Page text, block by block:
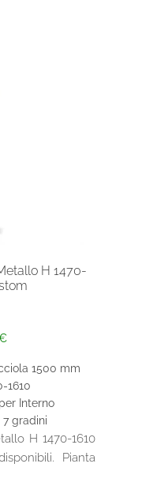
H 1470-
Il
attuale
è:
801,00€.
1500 mm
1610
Interno
gradini
H 1470-1610
Pianta